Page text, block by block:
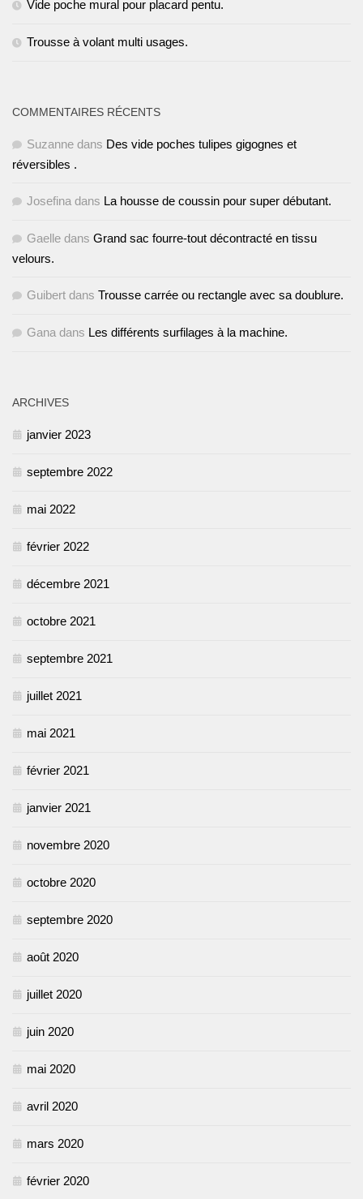
Vide poche mural pour placard pentu.
Trousse à volant multi usages.
COMMENTAIRES RÉCENTS
Suzanne dans Des vide poches tulipes gigognes et
réversibles .
Josefinadans La housse de coussin pour super débutant.
Gaelle dans Grand sac fourre-tout décontracté en tissu
velours.
Guibert dans Trousse carrée ou rectangle avec sa doublure.
Ganadans Les différents surfilages à la machine.
ARCHIVES
janvier 2023
septembre 2022
mai 2022
février 2022
décembre 2021
octobre 2021
septembre 2021
juillet 2021
mai 2021
février 2021
janvier 2021
novembre 2020
octobre 2020
septembre 2020
août 2020
juillet 2020
juin 2020
mai 2020
avril 2020
mars 2020
février 2020